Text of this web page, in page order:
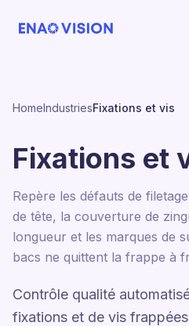
HomeIndustriesFixations et vis
Fixations et
Repère les défauts de
de tête, la couverture de
longueur et les marques de
bacs ne quittent la frappe à
Contrôle qualité
fixations et de vis